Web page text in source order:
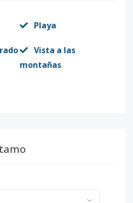
Playa
Vista a las
montañas